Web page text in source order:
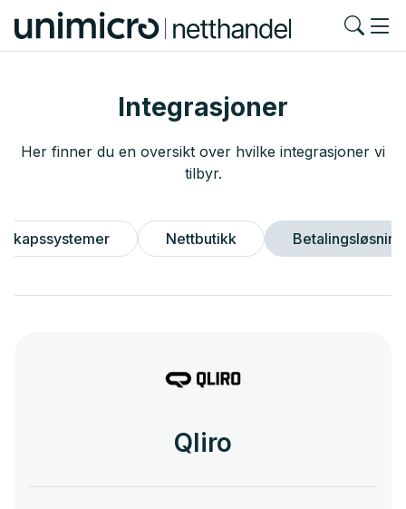
Integrasjoner
Her finner du en oversikt over hvilke integrasjoner vi
tilbyr.
Nettbutikk
Qliro